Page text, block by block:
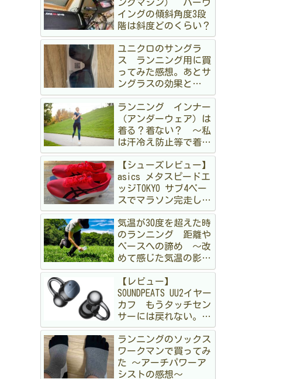
ングマシン） バーウ
イングの傾斜角度3段
階は斜度どのくらい？
ユニクロのサングラ
ス ランニング用に買
ってみた感想。あとサ
ングラスの効果と
か 〜オークリーも持
ってるけど〜
ランニング インナー
（アンダーウェア）は
着る？着ない？ 〜私
は汗冷え防止等で着る
派です〜
【シューズレビュー】
asics メタスピードエ
ッジTOKYO サブ4ペー
スでマラソン完走して
みた
気温が30度を超えた時
のランニング 距離や
ペースへの諦め 〜改
めて感じた気温の影
響〜
【レビュー】
SOUNDPEATS UU2イヤー
カフ もうタッチセン
サーには戻れない。走
る私が「物理ボタン」
に狂喜乱舞した理由
ランニングのソックス
ワークマンで買ってみ
た 〜アーチパワーア
シストの感想〜